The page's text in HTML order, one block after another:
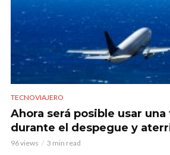
TECNOVIAJERO
Ahora será posible usar
durante el despegue y
96 views 3 min read